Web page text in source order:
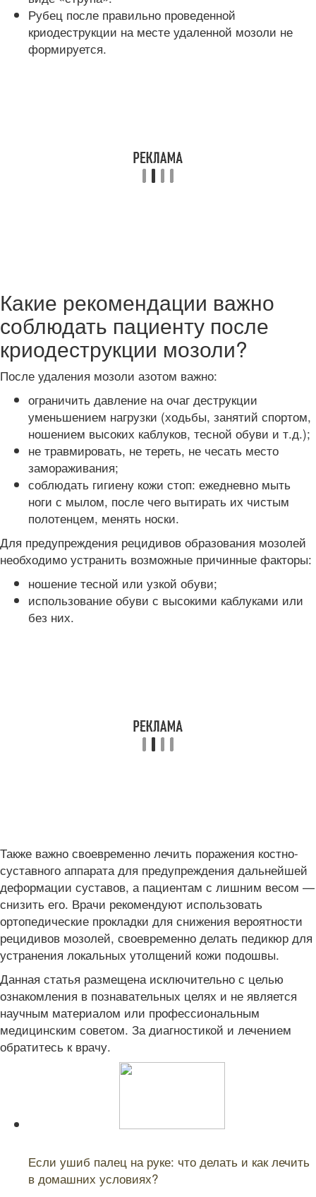
Рубец после правильно проведенной
криодеструкции на месте удаленной мозоли не
формируется.
Какие рекомендации важно
соблюдать пациенту после
криодеструкции мозоли?
После удаления мозоли азотом важно:
ограничить давление на очаг деструкции
уменьшением нагрузки (ходьбы, занятий спортом,
ношением высоких каблуков, тесной обуви и т.д.);
не травмировать, не тереть, не чесать место
замораживания;
соблюдать гигиену кожи стоп: ежедневно мыть
ноги с мылом, после чего вытирать их чистым
полотенцем, менять носки.
Для предупреждения рецидивов образования мозолей
необходимо устранить возможные причинные факторы:
ношение тесной или узкой обуви;
использование обуви с высокими каблуками или
без них.
Также важно своевременно лечить поражения костно-
суставного аппарата для предупреждения дальнейшей
деформации суставов, а пациентам с лишним весом —
снизить его. Врачи рекомендуют использовать
ортопедические прокладки для снижения вероятности
рецидивов мозолей, своевременно делать педикюр для
устранения локальных утолщений кожи подошвы.
Данная статья размещена исключительно с целью
ознакомления в познавательных целях и не является
научным материалом или профессиональным
медицинским советом. За диагностикой и лечением
обратитесь к врачу.
Если ушиб палец на руке: что делать и как лечить
в домашних условиях?